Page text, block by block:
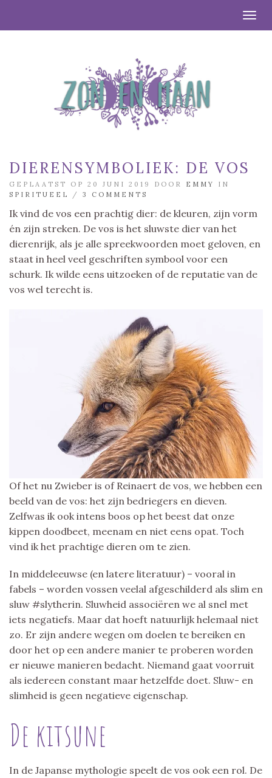
DIERENSYMBOLIEK: DE VOS
GEPLAATST OP 20 JUNI 2019 DOOR EMMY
IN
SPIRITUEEL
/ 3 COMMENTS
Ik vind de vos een prachtig dier: de kleuren, zijn vorm
én zijn streken. De vos is het sluwste dier van het
dierenrijk, als je alle spreekwoorden moet geloven, en
staat in heel veel geschriften symbool voor een
schurk. Ik wilde eens uitzoeken of de reputatie van de
vos wel terecht is.
Of het nu Zwieber is of Reinaert de vos, we hebben een
beeld van de vos: het zijn bedriegers en dieven.
Zelfwas ik ook intens boos op het beest dat onze
kippen doodbeet, meenam en niet eens opat. Toch
vind ik het prachtige dieren om te zien.
In middeleeuwse (en latere literatuur) – vooral in
fabels – worden vossen veelal afgeschilderd als slim en
sluw #slytherin. Sluwheid associëren we al snel met
iets negatiefs. Maar dat hoeft natuurlijk helemaal niet
zo. Er zijn andere wegen om doelen te bereiken en
door het op een andere manier te proberen worden
er nieuwe manieren bedacht. Niemand gaat voorruit
als iedereen constant maar hetzelfde doet. Sluw- en
slimheid is geen negatieve eigenschap.
De kitsune
In de Japanse mythologie speelt de vos ook een rol. De